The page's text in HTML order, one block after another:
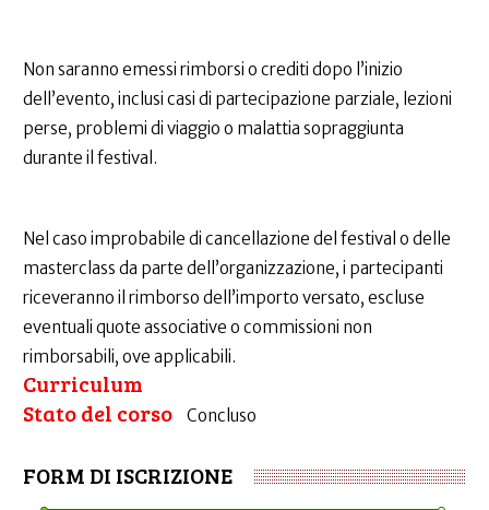
Non saranno emessi rimborsi o crediti dopo l’inizio
dell’evento, inclusi casi di partecipazione parziale, lezioni
perse, problemi di viaggio o malattia sopraggiunta
durante il festival.
Nel caso improbabile di cancellazione del festival o delle
masterclass da parte dell’organizzazione, i partecipanti
riceveranno il rimborso dell’importo versato, escluse
eventuali quote associative o commissioni non
rimborsabili, ove applicabili.
Curriculum
Stato del corso
Concluso
FORM DI ISCRIZIONE